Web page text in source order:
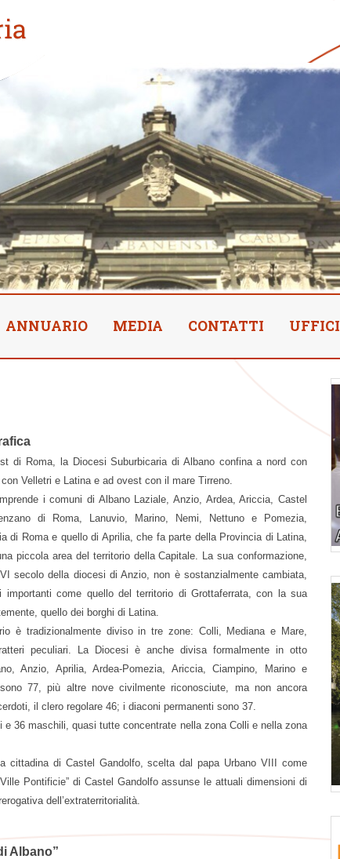
ANNUARIO MEDIA CONTATTI UFFICI
di Roma, la Diocesi Suburbicaria di Albano confina a nord con
Velletri e Latina e ad ovest con il mare Tirreno.
i comuni di Albano Laziale, Anzio, Ardea, Ariccia, Castel
di Roma, Lanuvio, Marino, Nemi, Nettuno e Pomezia,
di Roma e quello di Aprilia, che fa parte della Provincia di Latina,
piccola area del territorio della Capitale. La sua conformazione,
secolo della diocesi di Anzio, non è sostanzialmente cambiata,
come quello del territorio di Grottaferrata, con la sua
quello dei borghi di Latina.
è tradizionalmente diviso in tre zone: Colli, Mediana e Mare,
peculiari. La Diocesi è anche divisa formalmente in otto
Anzio, Aprilia, Ardea-Pomezia, Ariccia, Ciampino, Marino e
77, più altre nove civilmente riconosciute, ma non ancora
il clero regolare 46; i diaconi permanenti sono 37.
36 maschili, quasi tutte concentrate nella zona Colli e nella zona
di Castel Gandolfo, scelta dal papa Urbano VIII come
Pontificie” di Castel Gandolfo assunse le attuali dimensioni di
dell’extraterritorialità.
Albano”